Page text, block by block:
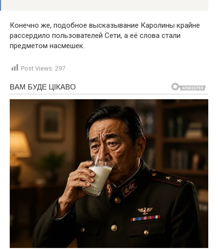
Конечно же, подобное высказывание Каролины крайне
рассердило пользователей Сети, а её слова стали
предметом насмешек.
Post Views: 297